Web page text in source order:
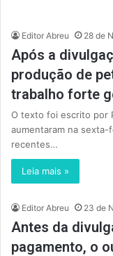
Editor Abreu 28 de
Após a
produção de
trabalho forte
O texto foi escrito por
aumentaram na sexta-
recentes…
Leia mais »
Editor Abreu 23 de
Antes da
pagamento, o